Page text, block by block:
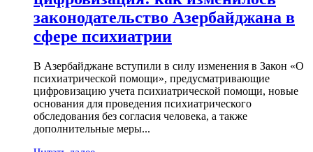
законодательство Азербайджана в
сфере психиатрии
В Азербайджане вступили в силу изменения в Закон «О
психиатрической помощи», предусматривающие
цифровизацию учета психиатрической помощи, новые
основания для проведения психиатрического
обследования без согласия человека, а также
дополнительные меры...